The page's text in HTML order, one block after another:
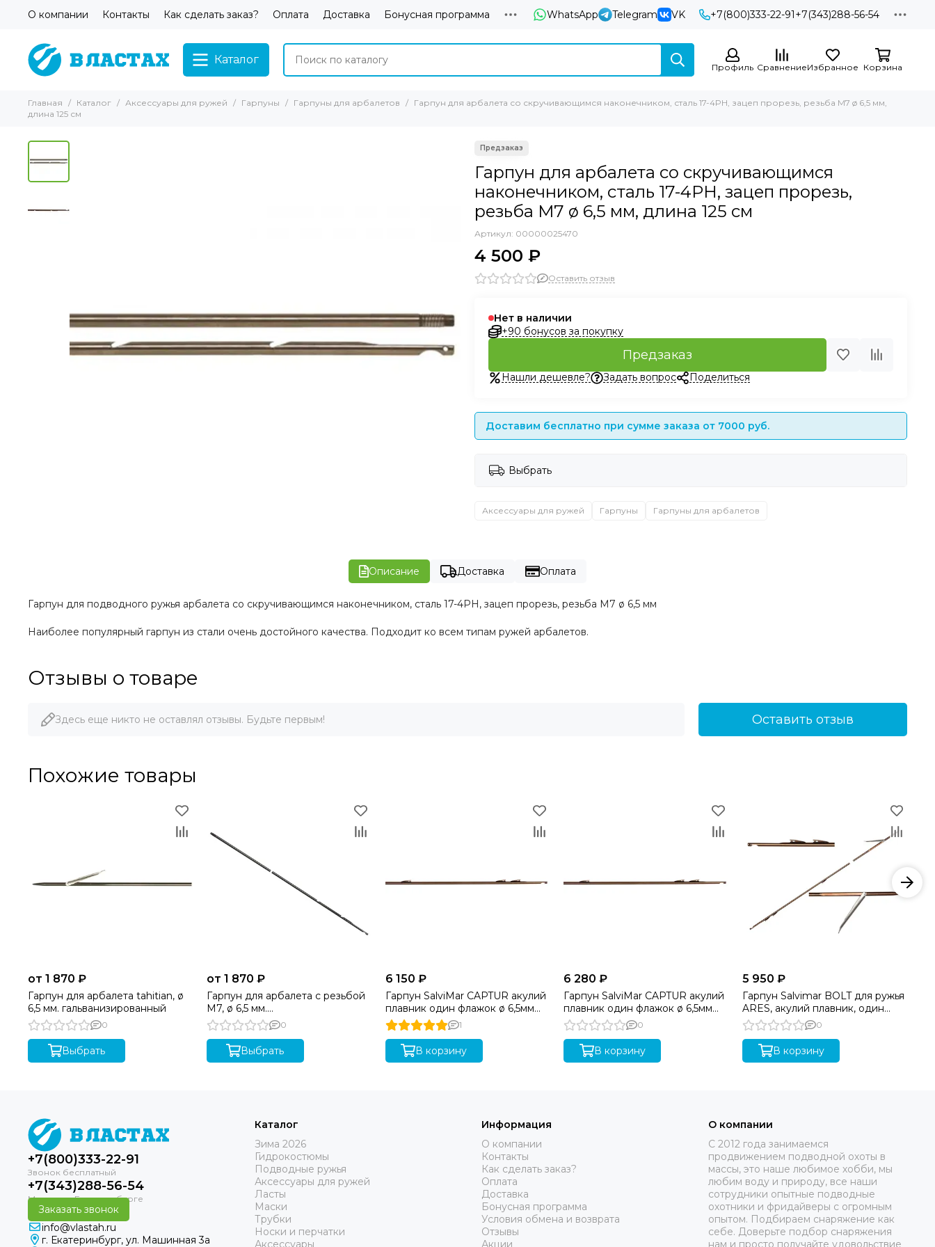
О компании Контакты Как сделать заказ? Оплата Доставка Бонусная программа WhatsApp Telegram VK +7(800)333-22-91+7(343)288-56-54
Каталог
Профиль СравнениеИзбранное Корзина
Главная Каталог Аксессуары для ружей Гарпуны Гарпуны для арбалетов
Гарпун для арбалета со скручивающимся наконечником, сталь 17-4PH, зацеп прорезь, резьба M7 ø 6,5 мм,
длина 125 см
Гарпун для арбалета со скручивающимся
наконечником, сталь 17-4PH, зацеп прорезь,
резьба M7 ø 6,5 мм, длина 125 см
Артикул: 00000025470
4 500 ₽
Оставить отзыв
Нет в наличии
+90 бонусов за покупку
Предзаказ
Нашли дешевле? Задать вопрос Поделиться
Доставим бесплатно при сумме заказа от 7000 руб.
Выбрать
Аксессуары для ружей Гарпуны Гарпуны для арбалетов
Описание Доставка Оплата
Гарпун для подводного ружья арбалета со скручивающимся наконечником, сталь 17-4PH, зацеп прорезь, резьба M7 ø 6,5 мм
Наиболее популярный гарпун из стали очень достойного качества. Подходит ко всем типам ружей арбалетов.
Отзывы о товаре
Здесь еще никто не оставлял отзывы. Будьте первым! Оставить отзыв
Похожие товары
от 1 870 ₽
Гарпун для арбалета tahitian, ø
6,5 мм. гальванизированный
0
Выбрать
от 1 870 ₽
Гарпун для арбалета с резьбой
М7, ø 6,5 мм.
гальванизированный
0
Выбрать
6 150 ₽
Гарпун SalviMar CAPTUR акулий
плавник один флажок ø 6,5мм
115cm
1
В корзину
6 280 ₽
Гарпун SalviMar CAPTUR акулий
плавник один флажок ø 6,5мм
130cm
0
В корзину
5 950 ₽
Гарпун Salvimar BOLT для ружья
ARES, акулий плавник, один
флажок, ø 6,5мм 105 cm
0
В корзину
+7(800)333-22-91
+7(343)288-56-54
Заказать звонок
info@vlastah.ru
г. Екатеринбург, ул. Машинная 3а
Каталог
Зима 2026
Гидрокостюмы
Подводные ружья
Аксессуары для ружей
Ласты
Маски
Трубки
Носки и перчатки
Аксессуары
Информация
О компании
Контакты
Как сделать заказ?
Оплата
Доставка
Бонусная программа
Условия обмена и возврата
Отзывы
Акции
О компании
C 2012 года занимаемся
продвижением подводной охоты в
массы, это наше любимое хобби, мы
любим воду и природу, все наши
сотрудники опытные подводные
охотники и фридайверы с огромным
опытом. Подбираем снаряжение как
себе. Доверьте подбор снаряжения
нам и просто получайте удовольствие